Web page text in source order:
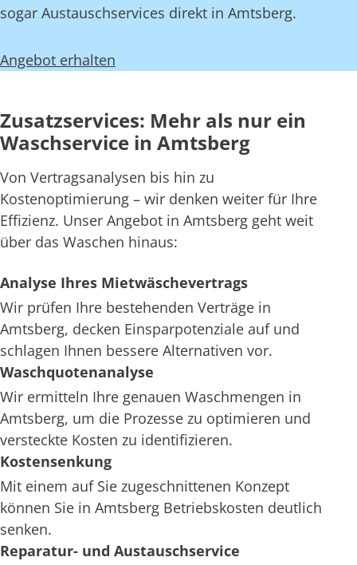
sogar Austauschservices direkt in Amtsberg.
Angebot erhalten
Zusatzservices: Mehr als nur ein
Waschservice in Amtsberg
Von Vertragsanalysen bis hin zu
Kostenoptimierung – wir denken weiter für Ihre
Effizienz. Unser Angebot in Amtsberg geht weit
über das Waschen hinaus:
Analyse Ihres Mietwäschevertrags
Wir prüfen Ihre bestehenden Verträge in
Amtsberg, decken Einsparpotenziale auf und
schlagen Ihnen bessere Alternativen vor.
Waschquotenanalyse
Wir ermitteln Ihre genauen Waschmengen in
Amtsberg, um die Prozesse zu optimieren und
versteckte Kosten zu identifizieren.
Kostensenkung
Mit einem auf Sie zugeschnittenen Konzept
können Sie in Amtsberg Betriebskosten deutlich
senken.
Reparatur- und Austauschservice